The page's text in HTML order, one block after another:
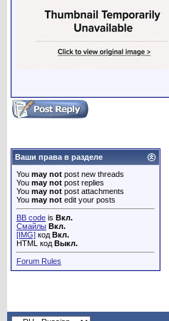
Ваши права в разделе
You may not post new threads
You may not post replies
You may not post attachments
You may not edit your posts
BB code is Вкл.
Смайлы Вкл.
[IMG] код Вкл.
HTML код Выкл.
Forum Rules